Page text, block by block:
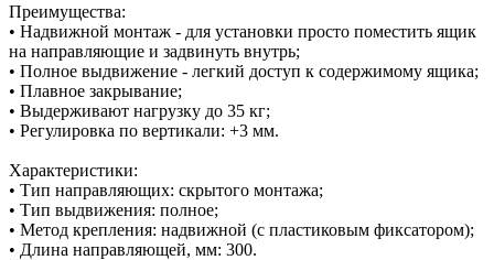
Преимущества:
• Надвижной монтаж - для установки просто поместить ящик
на направляющие и задвинуть внутрь;
• Полное выдвижение - легкий доступ к содержимому ящика;
• Плавное закрывание;
• Выдерживают нагрузку до 35 кг;
• Регулировка по вертикали: +3 мм.
Характеристики:
• Тип направляющих: скрытого монтажа;
• Тип выдвижения: полное;
• Метод крепления: надвижной (с пластиковым фиксатором);
• Длина направляющей, мм: 300.